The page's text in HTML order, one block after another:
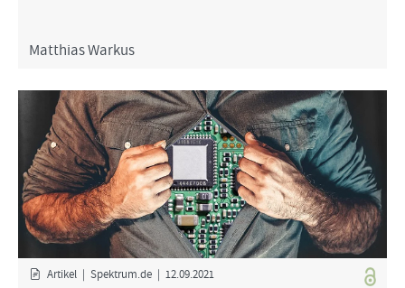
Mat­thi­as War­kus
Ar­ti­kel | Spek­trum.de | 12.09.2021